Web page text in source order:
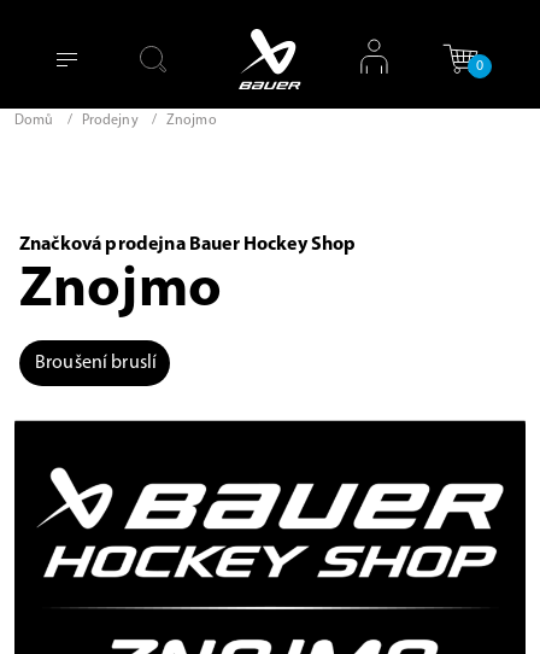
0
Domů / Prodejny / Znojmo
Značková prodejna Bauer Hockey Shop
Znojmo
Broušení bruslí